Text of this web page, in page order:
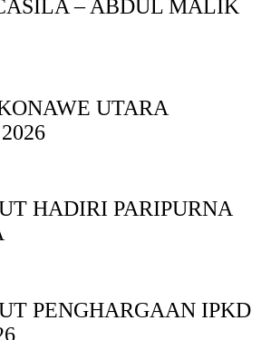
– ABDUL MALIK
UTARA
HADIRI PARIPURNA
PENGHARGAAN IPKD